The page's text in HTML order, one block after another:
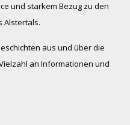
und starkem Bezug zu den
Alstertals.
aus und über die
an Informationen und